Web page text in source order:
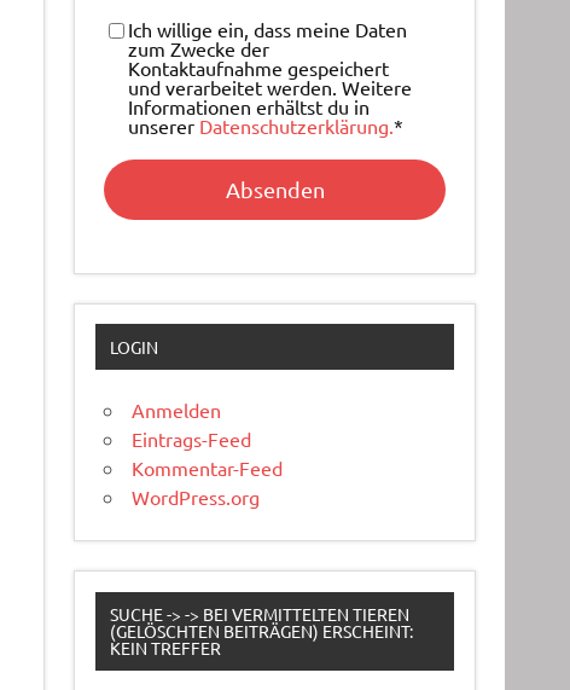
Ich willige ein, dass meine Daten
zum Zwecke der
Kontaktaufnahme gespeichert
und verarbeitet werden. Weitere
Informationen erhältst du in
unserer Datenschutzerklärung.*
LOGIN
Anmelden
Eintrags-Feed
Kommentar-Feed
WordPress.org
SUCHE -> -> BEI VERMITTELTEN TIEREN
(GELÖSCHTEN BEITRÄGEN) ERSCHEINT:
KEIN TREFFER